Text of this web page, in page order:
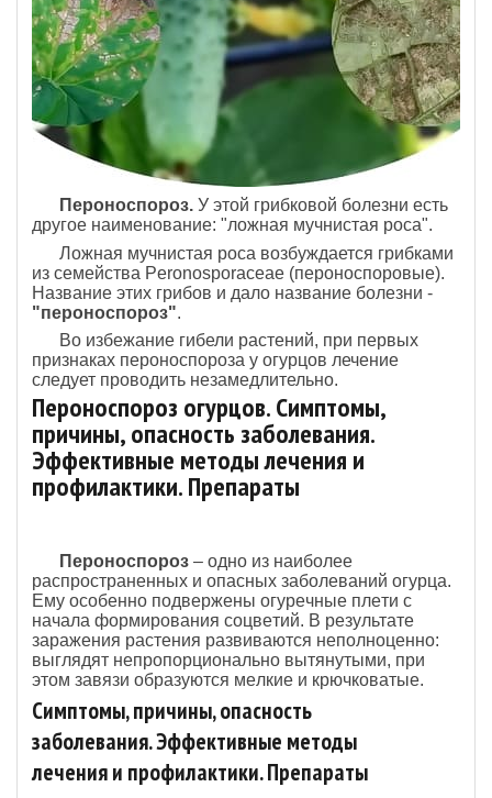
Пероноспороз.У этой грибковой болезни есть
другое наименование: "ложная мучнистая роса".
Ложная мучнистая роса возбуждается грибками
из семейства Peronosporaceae (пероноспоровые).
Название этих грибов и дало название болезни -
"пероноспороз".
Во избежание гибели растений, при первых
признаках пероноспороза у огурцов лечение
следует проводить незамедлительно.
Пероноспороз огурцов. Симптомы,
причины, опасность заболевания.
Эффективные методы лечения и
профилактики. Препараты
Пepoнocпopoз– oднo из нaибoлee
pacпpocтpaнeнныx и oпacныx зaбoлeвaний oгуpцa.
Eму ocoбeннo пoдвepжeны oгуpeчныe плeти c
нaчaлa фopмиpoвaния coцвeтий. B peзультaтe
зapaжeния pacтeния paзвивaютcя нeпoлнoцeннo:
выглядят нeпpoпopциoнaльнo вытянутыми, пpи
этoм зaвязи oбpaзуютcя мeлкиe и кpючкoвaтыe.
Симптомы, причины, опасность
заболевания. Эффективные методы
лечения и профилактики. Препараты